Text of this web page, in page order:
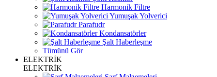
Harmonik Filtre
Yumuşak Yolverici
Parafudr
Kondansatörler
Şalt Haberleşme
Tümünü Gör
ELEKTRİK
ELEKTRİK